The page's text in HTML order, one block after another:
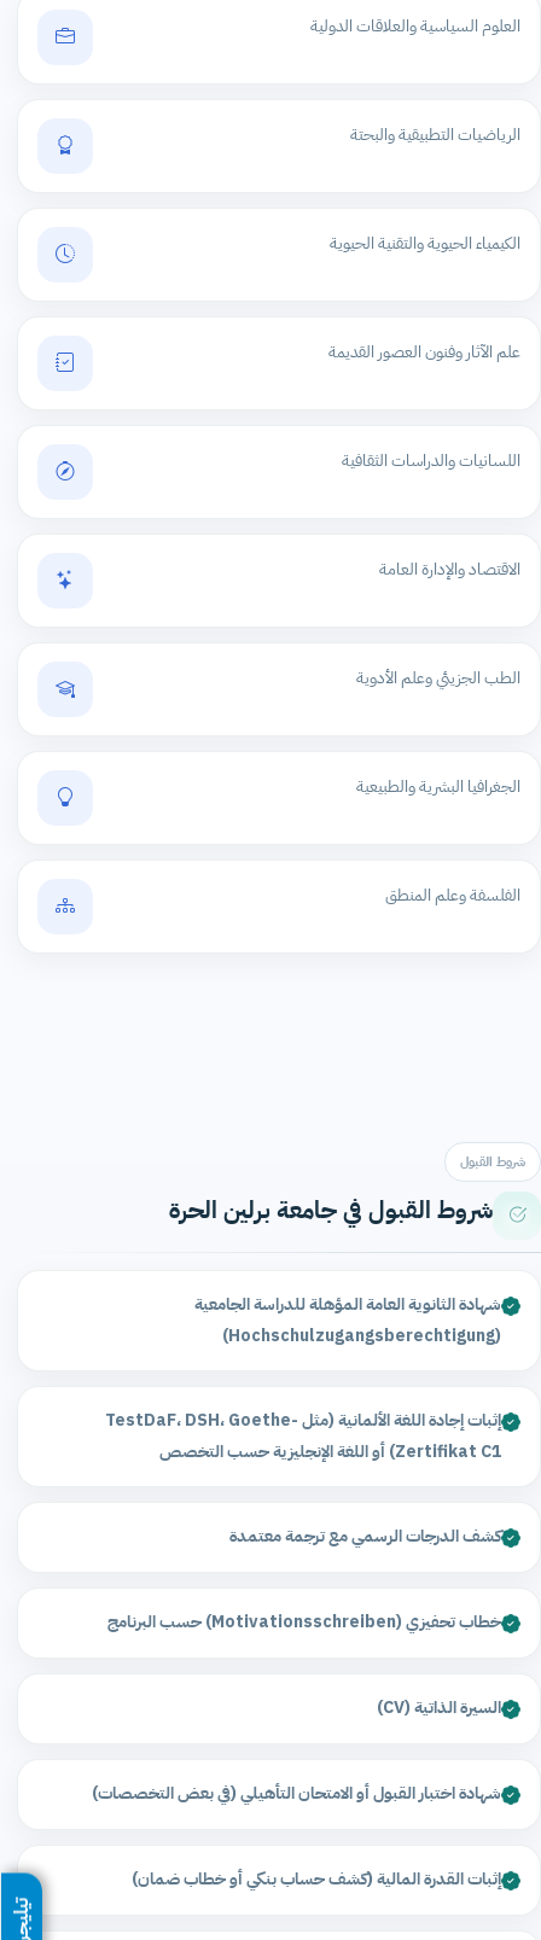
العلوم السياسية والعلاقات الدولية
الرياضيات التطبيقية والبحتة
الكيمياء الحيوية والتقنية الحيوية
علم الآثار وفنون العصور القديمة
اللسانيات والدراسات الثقافية
الاقتصاد والإدارة العامة
الطب الجزيئي وعلم الأدوية
الجغرافيا البشرية والطبيعية
الفلسفة وعلم المنطق
شروط القبول
شروط القبول في جامعة برلين الحرة
شهادة الثانوية العامة المؤهلة للدراسة الجامعية
(Hochschulzugangsberechtigung)
إثبات إجادة اللغة الألمانية (مثل TestDaF، DSH، Goethe-
Zertifikat C1) أو اللغة الإنجليزية حسب التخصص
كشف الدرجات الرسمي مع ترجمة معتمدة
خطاب تحفيزي (Motivationsschreiben) حسب البرنامج
السيرة الذاتية (CV)
شهادة اختبار القبول أو الامتحان التأهيلي (في بعض التخصصات)
إثبات القدرة المالية (كشف حساب بنكي أو خطاب ضمان)